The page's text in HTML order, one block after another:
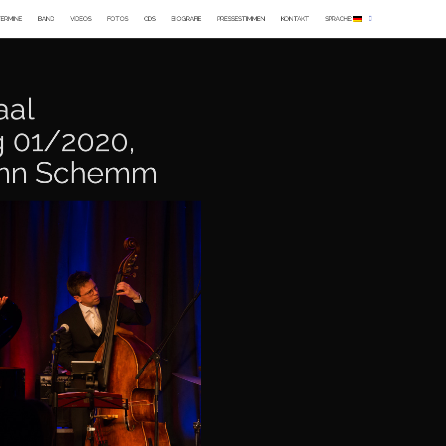
BAND VIDEOS FOTOS CDS BIOGRAFIE PRESSESTIMMEN KONTAKT SPRACHE:
01/2020,
Schemm